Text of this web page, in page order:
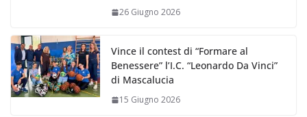
26 Giugno 2026
Vince il contest di “Formare al
Benessere” l’I.C. “Leonardo Da Vinci”
di Mascalucia
15 Giugno 2026